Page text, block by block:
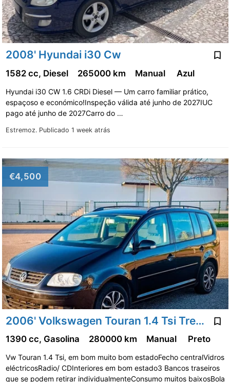
2008' Hyundai i30 Cw
Estremoz. Publicado 1 week atrás
1582 cc, Diesel 265000 km Manual Azul
Hyundai i30 CW 1.6 CRDi Diesel — Um carro familiar prático,
espaçoso e económico!Inspeção válida até junho de 2027IUC
pago até junho de 2027Carro do …
€4,500
2006' Volkswagen Touran 1.4 Tsi Trendline 5L
1390 cc, Gasolina 280000 km Manual Preto
Vw Touran 1.4 Tsi, em bom muito bom estadoFecho centralVidros
eléctricosRadio/ CDInteriores em bom estado3 Bancos traseiros
que se podem retirar individualmenteConsumo muitos baixosBola